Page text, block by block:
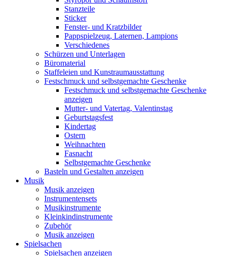
Stanzteile
Sticker
Fenster- und Kratzbilder
Pappspielzeug, Laternen, Lampions
Verschiedenes
Schürzen und Unterlagen
Büromaterial
Staffeleien und Kunstraumausstattung
Festschmuck und selbstgemachte Geschenke
Festschmuck und selbstgemachte Geschenke
anzeigen
Mutter- und Vatertag, Valentinstag
Geburtstagsfest
Kindertag
Ostern
Weihnachten
Fasnacht
Selbstgemachte Geschenke
Basteln und Gestalten anzeigen
Musik
Musik anzeigen
Instrumentensets
Musikinstrumente
Kleinkindinstrumente
Zubehör
Musik anzeigen
Spielsachen
Spielsachen anzeigen